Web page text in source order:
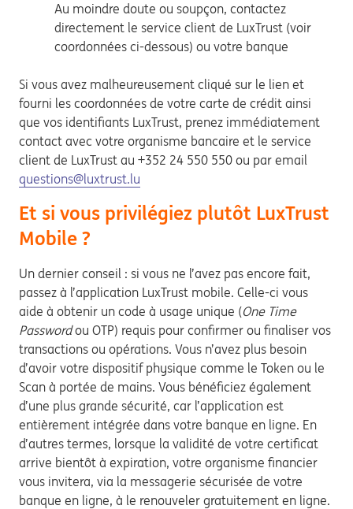
Au moindre doute ou soupçon, contactez
directement le service client de LuxTrust (voir
coordonnées ci-dessous) ou votre banque
Si vous avez malheureusement cliqué sur le lien et
fourni les coordonnées de votre carte de crédit ainsi
que vos identifiants LuxTrust, prenez immédiatement
contact avec votre organisme bancaire et le service
client de LuxTrust au +352 24 550 550 ou par email
questions@luxtrust.lu
Et si vous privilégiez plutôt LuxTrust
Mobile ?
Un dernier conseil : si vous ne l’avez pas encore fait,
passez à l’application LuxTrust mobile. Celle-ci vous
aide à obtenir un code à usage unique (One Time
Passwordou OTP) requis pour confirmer ou finaliser vos
transactions ou opérations. Vous n’avez plus besoin
d’avoir votre dispositif physique comme le Token ou le
Scan à portée de mains. Vous bénéficiez également
d’une plus grande sécurité, car l’application est
entièrement intégrée dans votre banque en ligne. En
d’autres termes, lorsque la validité de votre certificat
arrive bientôt à expiration, votre organisme financier
vous invitera, via la messagerie sécurisée de votre
banque en ligne, à le renouveler gratuitement en ligne.